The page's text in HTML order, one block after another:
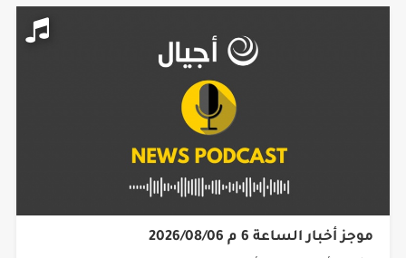
موجز أخبار الساعة 6 م 2026/08/06